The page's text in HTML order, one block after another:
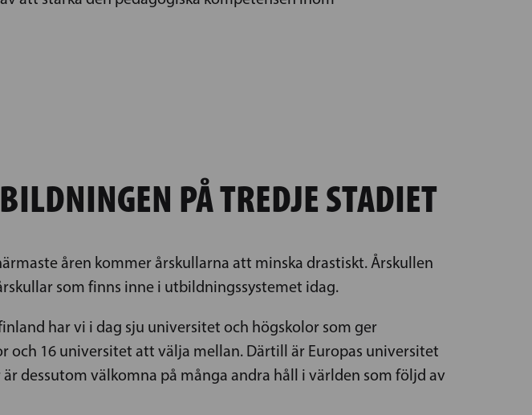
PÅ TREDJE STADIET
åren kommer årskullarna att minska drastiskt. Årskullen
som finns inne i utbildningssystemet idag.
har vi i dag sju universitet och högskolor som ger
och 16 universitet att välja mellan. Därtill är Europas universitet
dessutom välkomna på många andra håll i världen som följd av